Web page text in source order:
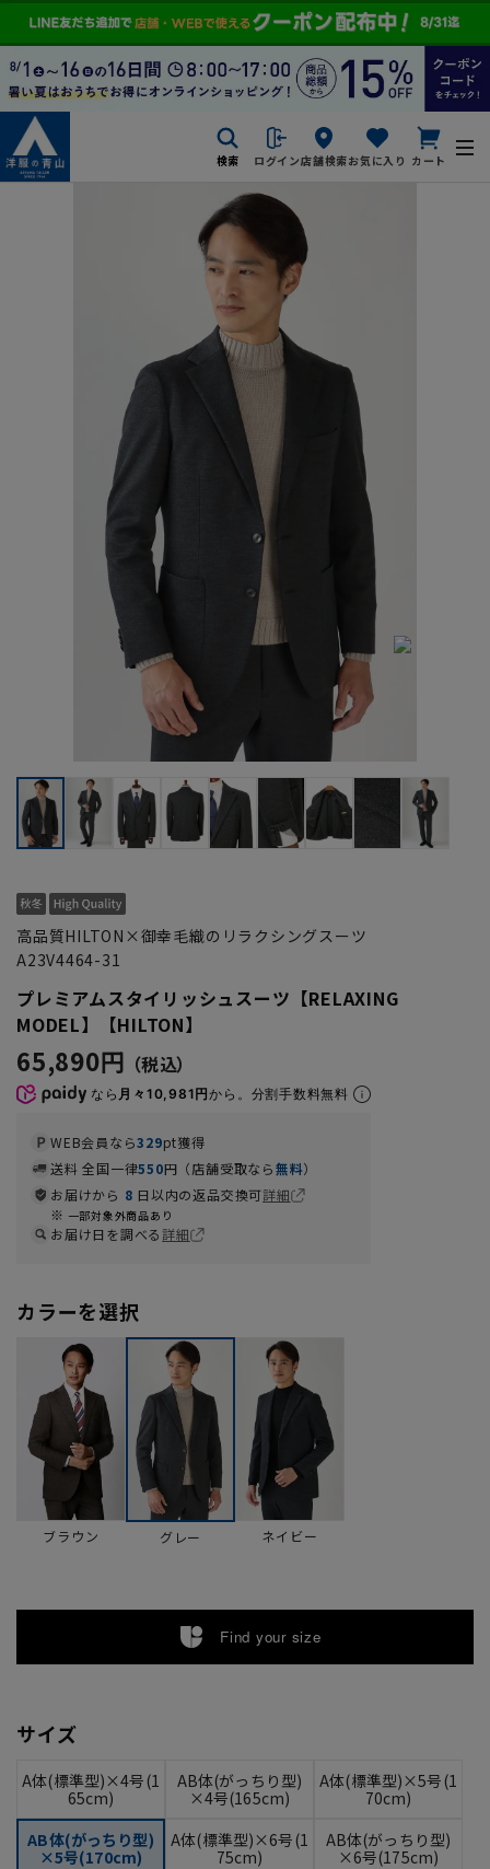
検索 ログイン店舗検索お気に入り カート
高品質HILTON×御幸毛織のリラクシングスーツ
A23V4464-31
プレミアムスタイリッシュスーツ【RELAXING
MODEL】【HILTON】
65,890円
なら 月々10,981円から。分割手数料無料
WEB会員なら329pt獲得
送料 全国一律550円（店舗受取なら無料）
お届けから 8 日以内の返品交換可詳細
一部対象外商品あり
お届け日を調べる詳細
カラーを選択
ブラウン グレー ネイビー
Find your size
サイズ
A体(標準型)×4号(1
65cm)
AB体(がっちり型)
×4号(165cm)
A体(標準型)×5号(1
70cm)
AB体(がっちり型)
×5号(170cm)
A体(標準型)×6号(1
75cm)
AB体(がっちり型)
×6号(175cm)